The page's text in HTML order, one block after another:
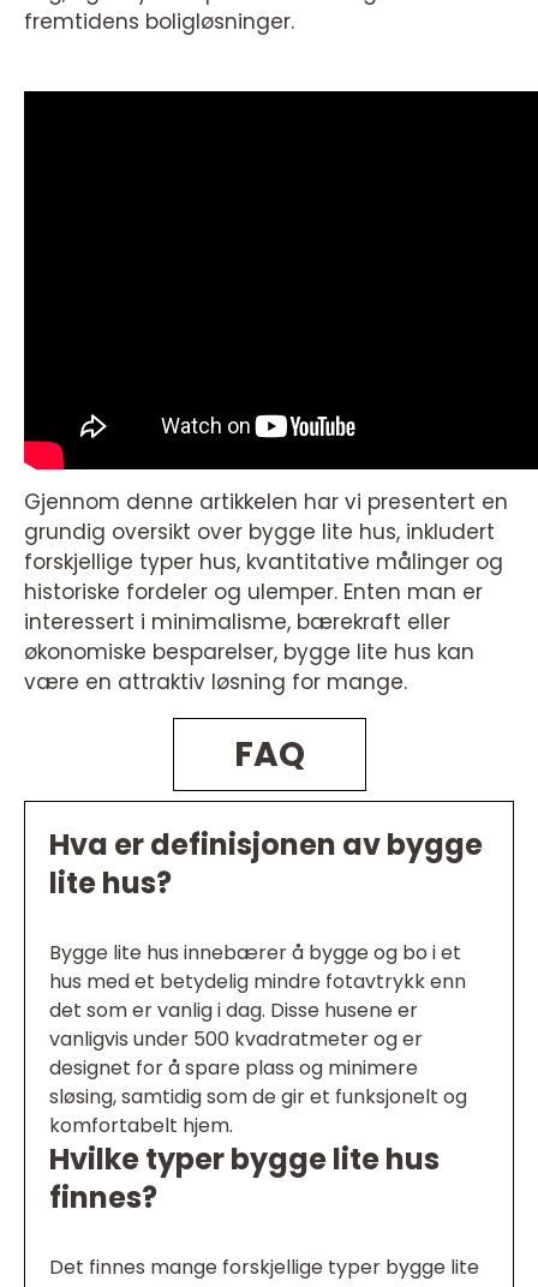
fremtidens boligløsninger.
Gjennom denne artikkelen har vi presentert en
grundig oversikt over bygge lite hus, inkludert
forskjellige typer hus, kvantitative målinger og
historiske fordeler og ulemper. Enten man er
interessert i minimalisme, bærekraft eller
økonomiske besparelser, bygge lite hus kan
være en attraktiv løsning for mange.
FAQ
Hva er definisjonen av bygge
lite hus?
Bygge lite hus innebærer å bygge og bo i et
hus med et betydelig mindre fotavtrykk enn
det som er vanlig i dag. Disse husene er
vanligvis under 500 kvadratmeter og er
designet for å spare plass og minimere
sløsing, samtidig som de gir et funksjonelt og
komfortabelt hjem.
Hvilke typer bygge lite hus
finnes?
Det finnes mange forskjellige typer bygge lite